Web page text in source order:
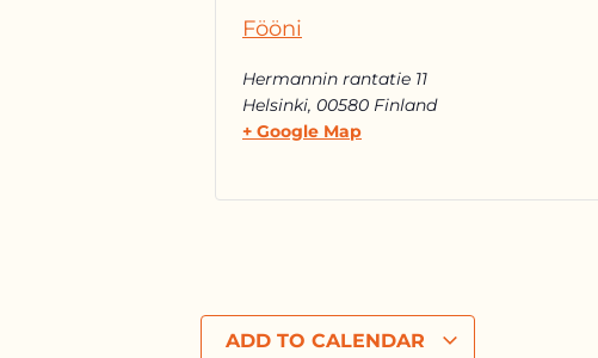
Fööni
Hermannin rantatie 11
Helsinki, 00580 Finland
+ Google Map
ADD TO CALENDAR